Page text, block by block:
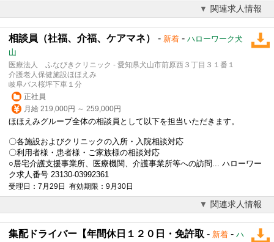
関連求人情報
相談員（社福、介福、ケアマネ） - 新着 - ハローワーク犬
山
医療法人 ふなびきクリニック - 愛知県犬山市前原西３丁目３１番１
介護老人保健施設ほほえみ
岐阜バス桜坪下車１分
正社員
月給 219,000円 ～ 259,000円
ほほえみグループ全体の相談員として以下を担当いただきます。
〇各施設およびクリニックの入所・入院相談対応
〇利用者様・患者様・ご家族様の相談対応
○居宅介護支援事業所、医療機関、介護事業所等への訪問... ハローワー
ク求人番号 23130-03992361
受理日：7月29日 有効期限：9月30日
関連求人情報
集配ドライバー【年間休日１２０日・免許取 - 新着 - ハ